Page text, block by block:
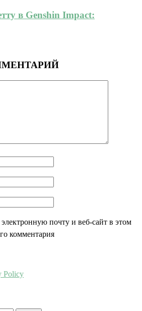
в Genshin Impact:
почту и веб-сайт в этом
комментария
Policy